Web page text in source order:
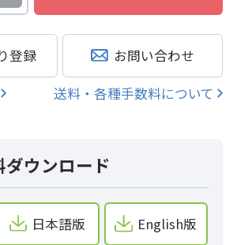
登録 お問い合わせ
送料・各種手数料について
ダウンロード
日本語版 English版